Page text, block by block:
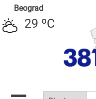
Beograd
29 ºC